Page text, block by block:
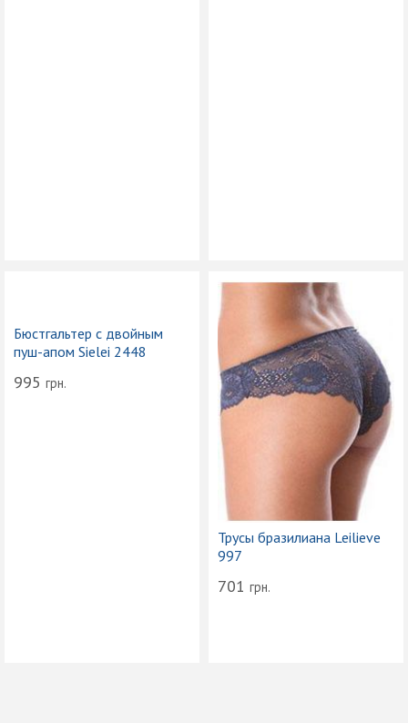
Бюстгальтер с двойным
пуш-апом Sielei 2448
995 грн.
Трусы бразилиана Leilieve
997
701 грн.